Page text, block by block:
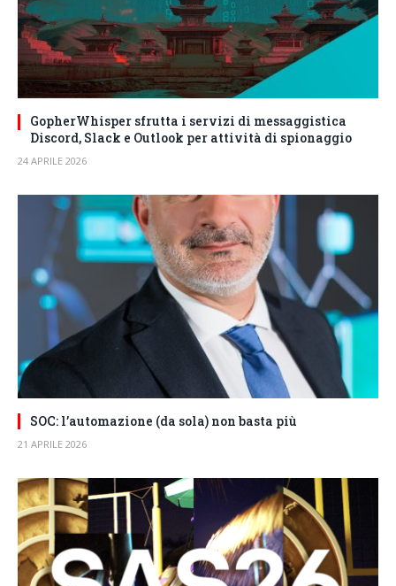
GopherWhisper sfrutta i servizi di messaggistica
Discord, Slack e Outlook per attività di spionaggio
24 APRILE 2026
SOC: l’automazione (da sola) non basta più
21 APRILE 2026